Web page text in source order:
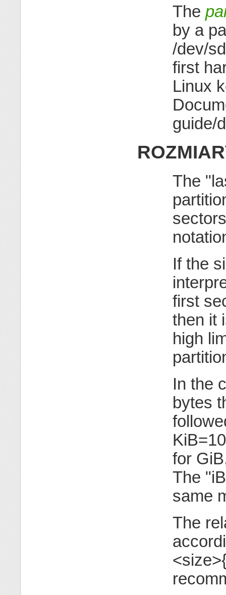
The
by a
/dev/
first
Linux
guide/
The
If the
first
then it
high
In the
bytes
for
The
same
The